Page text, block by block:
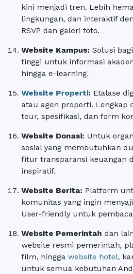
kini menjadi tren. Lebih
lingkungan, dan interaktif
RSVP dan galeri foto.
Website Kampus: Solusi
tinggi untuk informasi
hingga e-learning.
Website Properti: Etalase
atau agen properti. Lengkap
tour, spesifikasi, dan form
Website Donasi: Untuk
sosial yang membutuhkan
fitur transparansi keuangan
inspiratif.
Website Berita: Platform
komunitas yang ingin
User-friendly untuk
Website Pemerintah dan
website resmi pemerintah,
film, hingga website hotel,
untuk semua kebutuhan